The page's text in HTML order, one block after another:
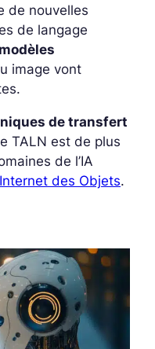
de nouvelles
de langage
modèles
image vont
de transfert
TALN est de plus
de l’IA
des Objets.